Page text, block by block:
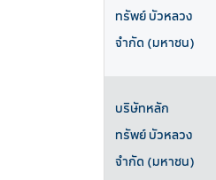
ทรัพย์ บัวหลวง
จำกัด (มหาชน)
บริษัทหลัก
ทรัพย์ บัวหลวง
จำกัด (มหาชน)